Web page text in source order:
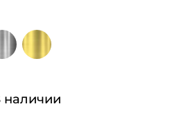
наличии